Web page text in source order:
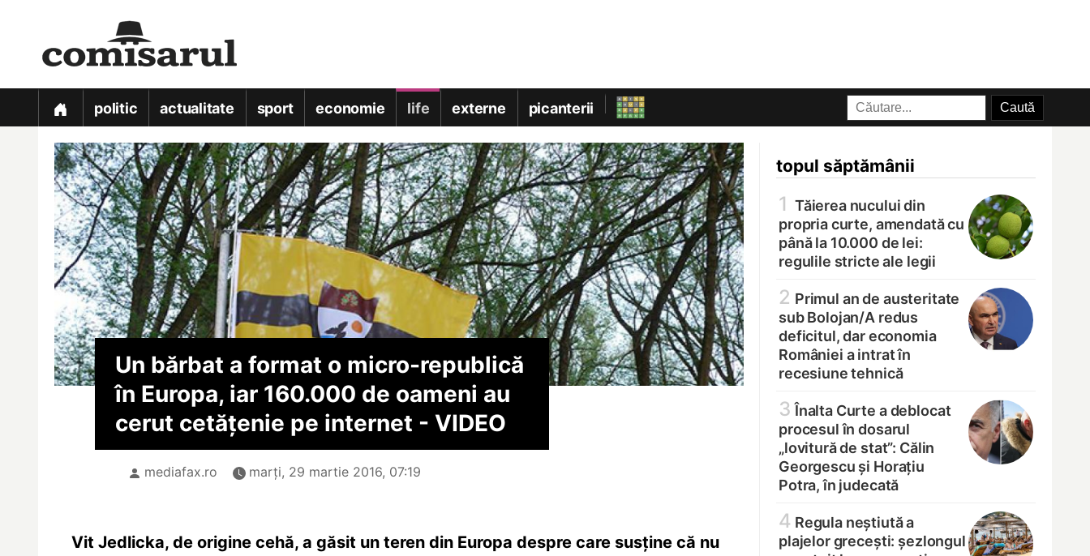
politic actualitate sport economie life externe picanterii
topul săptămânii
1 Tăierea nucului din
propria curte, amendată cu
până la 10.000 de lei:
regulile stricte ale legii
2 Primul an de austeritate
sub Bolojan/A redus
deficitul, dar economia
României a intrat în
recesiune tehnică
3 Înalta Curte a deblocat
procesul în dosarul
„lovitură de stat”: Călin
Georgescu și Horațiu
Potra, în judecată
4 Regula neștiută a
plajelor grecești: șezlongul
Un bărbat a format o micro-republică
în Europa, iar 160.000 de oameni au
cerut cetăţenie pe internet - VIDEO
mediafax.ro marți, 29 martie 2016, 07:19
Vit Jedlicka, de origine cehă, a găsit un teren din Europa despre care susţine că nu